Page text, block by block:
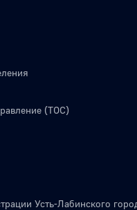
(ТОС)
Усть-Лабинского